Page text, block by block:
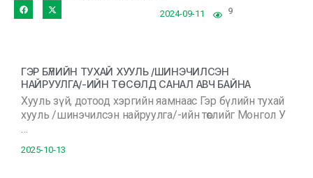
2024-09-11 9
ГЭР БҮЛИЙН ТУХАЙ ХУУЛЬ /ШИНЭЧИЛСЭН
НАЙРУУЛГА/-ИЙН ТӨСӨЛД САНАЛ АВЧ БАЙНА
Хууль зүй, дотоод хэргийн яамнаас Гэр бүлийн тухай
хууль /шинэчилсэн найруулга/-ийн төслийг Монгол У
…
2025-10-13